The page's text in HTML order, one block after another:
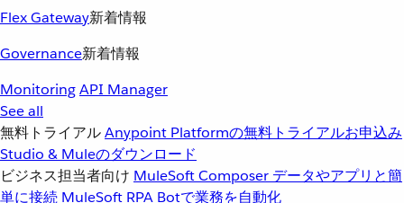
Flex Gateway新着情報
Governance新着情報
MonitoringAPI Manager
See all
無料トライアルAnypoint Platformの無料トライアルお申込み
Studio & Muleのダウンロード
ビジネス担当者向け MuleSoft Composer データやアプリと簡
単に接続 MuleSoft RPA Botで業務を自動化